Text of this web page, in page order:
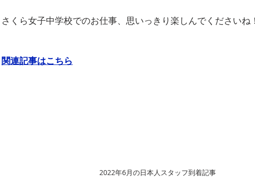
さくら女子中学校でのお仕事、思いっきり楽しんでくださいね！
関連記事はこちら
2022年6月の日本人スタッフ到着記事